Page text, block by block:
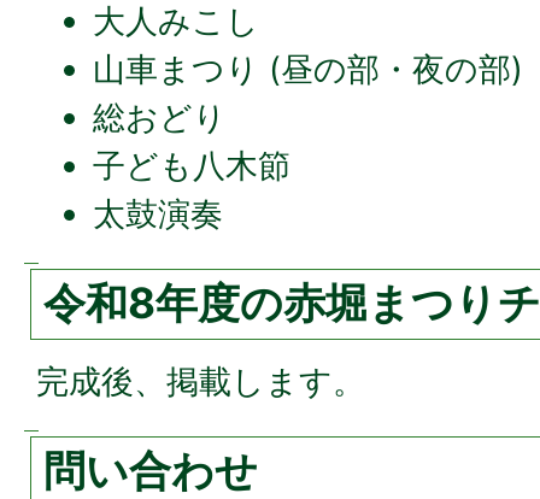
大人みこし
山車まつり (昼の部・夜の部)
総おどり
子ども八木節
太鼓演奏
令和8年度の赤堀まつり
完成後、掲載します。
問い合わせ